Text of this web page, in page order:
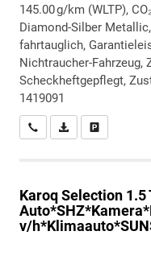
145.00 g/km (WLTP),
Diamond-Silber
fahrtauglich,
Nichtraucher-Fahrzeug,
Scheckheftgepflegt,
1419091
Wir rufen Sie an
PDF-Datei,
KaroqSelection 1.5
v/